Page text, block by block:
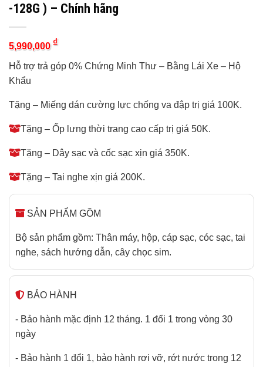
-128G ) – Chính hãng
5,990,000 ₫
Hỗ trợ trả góp 0% Chứng Minh Thư – Bằng Lái Xe – Hộ
Khẩu
Tặng – Miếng dán cường lực chống va đập trị giá 100K.
Tặng – Ốp lưng thời trang cao cấp trị giá 50K.
Tặng – Dây sạc và cốc sạc xịn giá 350K.
Tặng – Tai nghe xịn giá 200K.
SẢN PHẨM GỒM
Bộ sản phẩm gồm: Thân máy, hộp, cáp sạc, cóc sạc, tai
nghe, sách hướng dẫn, cây chọc sim.
BẢO HÀNH
- Bảo hành mặc định 12 tháng. 1 đổi 1 trong vòng 30
ngày
- Bảo hành 1 đổi 1, bảo hành rơi vỡ, rớt nước trong 12